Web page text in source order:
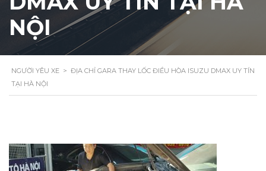
NỘI
NGƯỜI YÊU XE > ĐỊA CHỈ GARA THAY LỐC ĐIỀU HÒA ISUZU DMAX UY TÍN
TẠI HÀ NỘI